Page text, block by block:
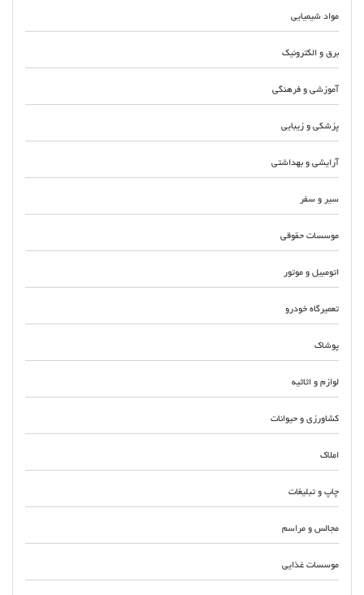
مواد شیمیایی
برق و الکترونیک
آموزشی و فرهنگی
پزشکی و زیبایی
آرایشی و بهداشتی
سیر و سفر
موسسات حقوقی
اتومبیل و موتور
تعمیرگاه خودرو
پوشاک
لوازم و اثاثیه
کشاورزی و حیوانات
املاک
چاپ و تبلیغات
مجالس و مراسم
موسسات غذایی